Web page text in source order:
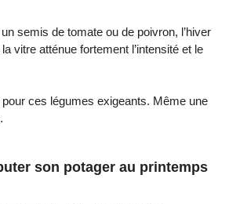
semis de tomate ou de poivron, l’hiver
vitre atténue fortement l’intensité et le
ces légumes exigeants. Même une
son potager au printemps